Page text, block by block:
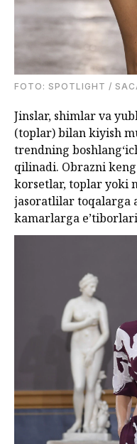
FOTO: SPOTLIGHT /
Jinslar, shimlar va
(toplar) bilan kiyish
trendning
qilinadi. Obrazni
korsetlar, toplar yoki
jasoratlilar toqalarga
kamarlarga